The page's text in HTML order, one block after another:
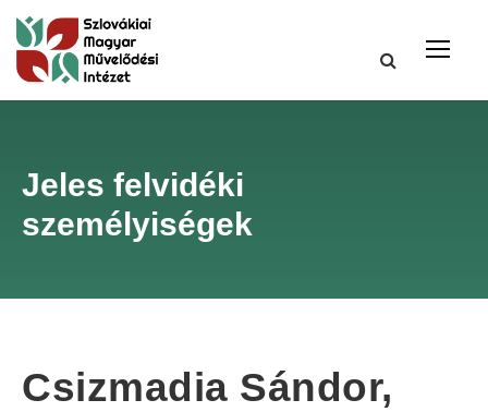
Jeles felvidéki
személyiségek
Csizmadia Sándor,